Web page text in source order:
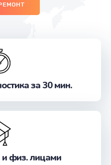
за 30 мин.
и физ. лицами